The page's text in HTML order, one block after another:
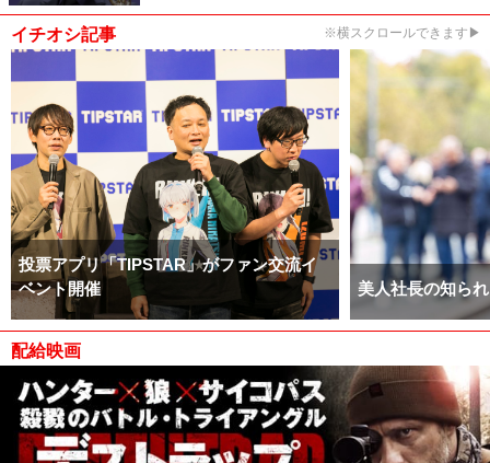
イチオシ記事 ※横スクロールできます▶
投票アプリ「TIPSTAR」がファン交流イ
ベント開催
美人社長の知ら
配給映画